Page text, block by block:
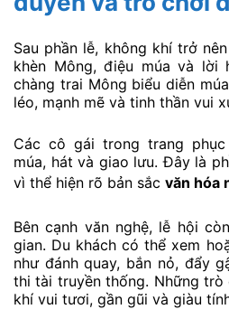
Sau phần lễ, không khí trở
khèn Mông, điệu múa và lời
chàng trai Mông biểu diễn
léo, mạnh mẽ và tinh thần vui
Các cô gái trong trang
múa, hát và giao lưu. Đây là
vì thể hiện rõ bản sắc văn hóa
Bên cạnh văn nghệ, lễ hội
gian. Du khách có thể xem
như đánh quay, bắn nỏ, đẩy
thi tài truyền thống. Những trò
khí vui tươi, gần gũi và giàu